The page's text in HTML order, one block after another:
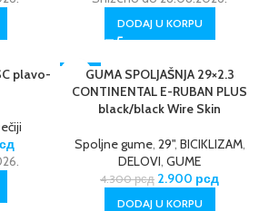
DODAJ U KORPU
plavo-
-33%GUMA SPOLJAŠNJA 29×2.3
CONTINENTAL E-RUBAN PLUS
black/black Wire Skin
Spoljne gume, 29", BICIKLIZAM,
DELOVI, GUME
4.300рсд 2.900 рсд
DODAJ U KORPU